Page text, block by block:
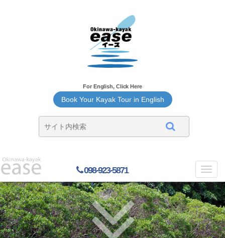
For English, Click Here
Book Your Kayak Tour in English
098-923-5871